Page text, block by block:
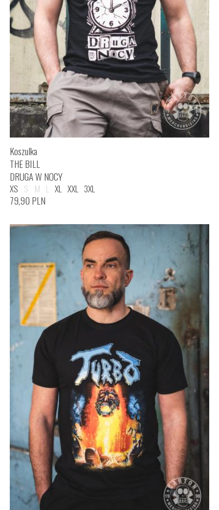
Koszulka
THE BILL
DRUGA W NOCY
XS S M L XL XXL 3XL
79,90 PLN